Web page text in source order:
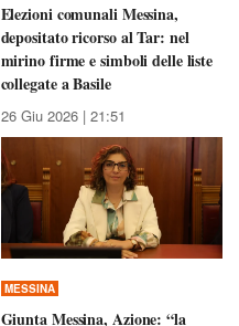
Elezioni comunali Messina,
depositato ricorso al Tar: nel
mirino firme e simboli delle liste
collegate a Basile
26 Giu 2026 | 21:51
MESSINA
Giunta Messina, Azione: “la